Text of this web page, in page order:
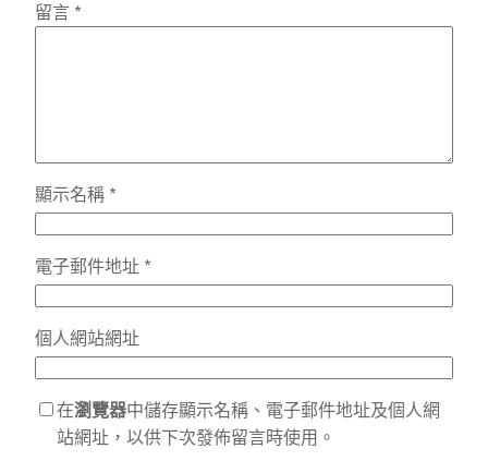
留言 *
顯示名稱 *
電子郵件地址 *
個人網站網址
在瀏覽器中儲存顯示名稱、電子郵件地址及個人網
站網址，以供下次發佈留言時使用。